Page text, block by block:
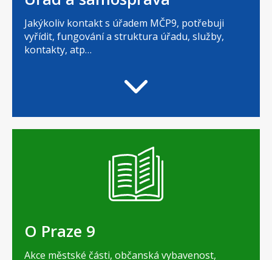
Jakýkoliv kontakt s úřadem MČP9, potřebuji
vyřídit, fungování a struktura úřadu, služby,
kontakty, atp…
O Praze 9
Akce městské části, občanská vybavenost,